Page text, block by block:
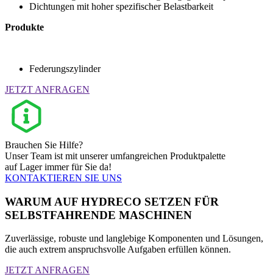
Dichtungen mit hoher spezifischer Belastbarkeit
Produkte
Federungszylinder
JETZT ANFRAGEN
Brauchen Sie Hilfe?
Unser Team ist mit unserer umfangreichen Produktpalette
auf Lager immer für Sie da!
KONTAKTIEREN SIE UNS
WARUM AUF HYDRECO SETZEN FÜR
SELBSTFAHRENDE MASCHINEN
Zuverlässige, robuste und langlebige Komponenten und Lösungen,
die auch extrem anspruchsvolle Aufgaben erfüllen können.
JETZT ANFRAGEN